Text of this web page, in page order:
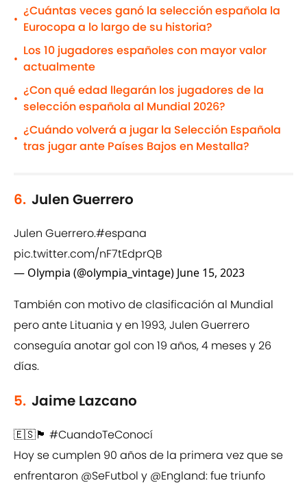
•
¿Cuántas veces ganó la selección española la
Eurocopa a lo largo de su historia?
•
Los 10 jugadores españoles con mayor valor
actualmente
•
¿Con qué edad llegarán los jugadores de la
selección española al Mundial 2026?
•
¿Cuándo volverá a jugar la Selección Española
tras jugar ante Países Bajos en Mestalla?
6. Julen Guerrero
Julen Guerrero.#espana
pic.twitter.com/nF7tEdprQB
— Olympia (@olympia_vintage) June 15, 2023
También con motivo de clasificación al Mundial
pero ante Lituania y en 1993, Julen Guerrero
conseguía anotar gol con 19 años, 4 meses y 26
días.
5. Jaime Lazcano
🇪🇸🏴󠁧󠁢󠁥󠁮󠁧󠁿 #CuandoTeConocí
Hoy se cumplen 90 años de la primera vez que se
enfrentaron @SeFutbol y @England: fue triunfo